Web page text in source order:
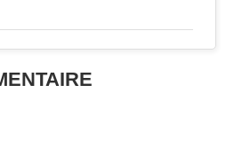
une concertation
d’atteindre les objectifs